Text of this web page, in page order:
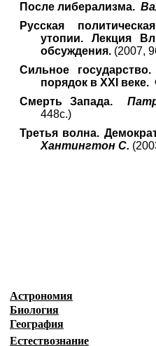
После либерализма.
Русская
утопии. Лекция
обсуждения. (2007,
Сильное
порядок в XXI веке.
Смерть Запада.
448с.)
Третья волна.
Хантингтон С.
Астрономия
Биология
География
Естествознание